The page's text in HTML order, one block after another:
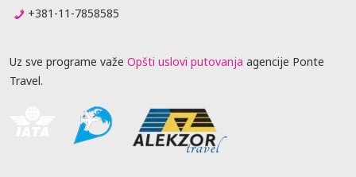
+381-11-7858585
Uz sve programe važe Opšti uslovi putovanja agencije Ponte
Travel.